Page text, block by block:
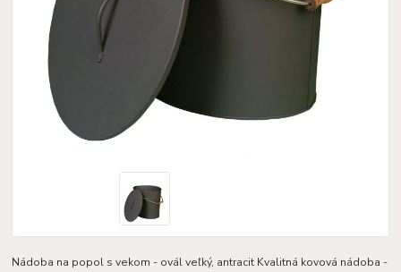
Nádoba na popol s vekom - ovál veľký, antracit Kvalitná kovová nádoba -